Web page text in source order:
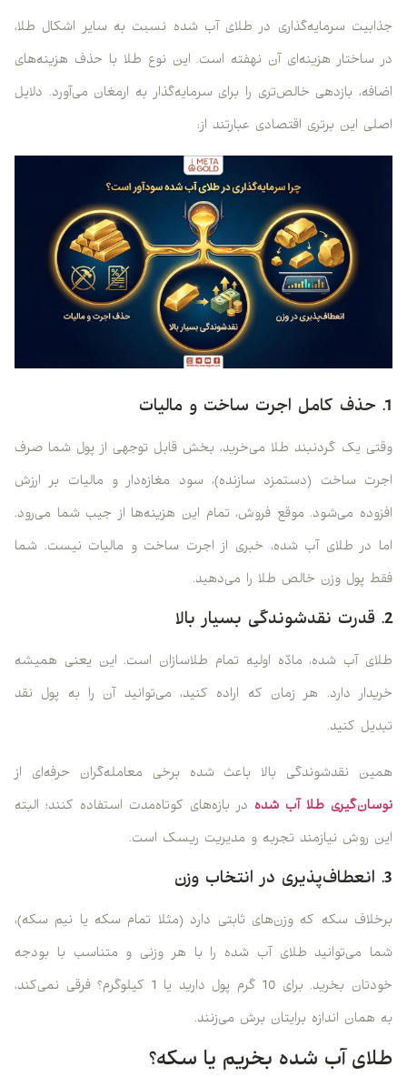
جذابیت سرمایه‌گذاری در طلای آب شده نسبت به سایر اشکال طلا،
در ساختار هزینه‌ای آن نهفته است. این نوع طلا با حذف هزینه‌های
اضافه، بازدهی خالص‌تری را برای سرمایه‌گذار به ارمغان می‌آورد. دلایل
اصلی این برتری اقتصادی عبارتند از:
1. حذف کامل اجرت ساخت و مالیات
وقتی یک گردنبند طلا می‌خرید، بخش قابل توجهی از پول شما صرف
اجرت ساخت (دستمزد سازنده)، سود مغازه‌دار و مالیات بر ارزش
افزوده می‌شود. موقع فروش، تمام این هزینه‌ها از جیب شما می‌رود.
اما در طلای آب شده، خبری از اجرت ساخت و مالیات نیست. شما
فقط پول وزن خالص طلا را می‌دهید.
2. قدرت نقدشوندگی بسیار بالا
طلای آب شده، مادّه اولیه تمام طلاسازان است. این یعنی همیشه
خریدار دارد. هر زمان که اراده کنید، می‌توانید آن را به پول نقد
تبدیل کنید.
همین نقدشوندگی بالا باعث شده برخی معامله‌گران حرفه‌ای از
نوسان‌گیری طلا آب شده در بازه‌های کوتاه‌مدت استفاده کنند؛ البته
این روش نیازمند تجربه و مدیریت ریسک است.
3. انعطاف‌پذیری در انتخاب وزن
برخلاف سکه که وزن‌های ثابتی دارد (مثلا تمام سکه یا نیم سکه)،
شما می‌توانید طلای آب شده را با هر وزنی و متناسب با بودجه
خودتان بخرید. برای 10 گرم پول دارید یا 1 کیلوگرم؟ فرقی نمی‌کند،
به همان اندازه برایتان برش می‌زنند.
طلای آب شده بخریم یا سکه؟